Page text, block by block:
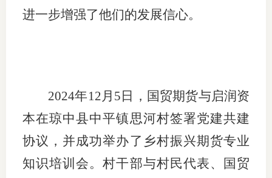
协会治
进一步增强了他们的发展信心。
2024年12月 5 日，国贸期货与启润资
本在琼中县中平镇思河村签署党建共建
协议，并成功举办了乡村振兴期货专业
知识培训会。村干部与村民代表、国贸